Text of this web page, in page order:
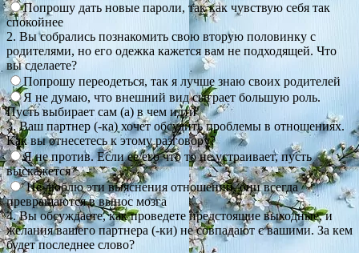
Попрошу дать новые пароли, так как чувствую себя так
спокойнее
2. Вы собрались познакомить свою вторую половинку с
родителями, но его одежка кажется вам не подходящей. Что
вы сделаете?
Попрошу переодеться, так я лучше знаю своих родителей
Я не думаю, что внешний вид сыграет большую роль.
Пусть выбирает сам (а) в чем идти
3. Ваш партнер (-ка) хочет обсудить проблемы в отношениях.
Как вы отнесетесь к этому разговору?
Я не против. Если ее/его что то не устраивает, пусть
выскажется
Не люблю эти выяснения отношений, они всегда
превращаются в вынос мозга
4. Вы обсуждаете, как проведете предстоящие выходные, и
желания вашего партнера (-ки) не совпадают с вашими. За кем
будет последнее слово?